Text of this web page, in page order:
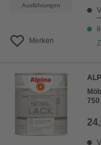
Ausführungen
Merken
750